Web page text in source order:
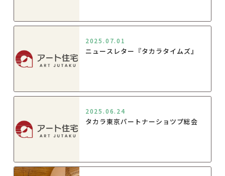
2025.07.01
ニュースレター『タカラタイムズ』
2025.06.24
タカラ東京パートナーショツプ総会